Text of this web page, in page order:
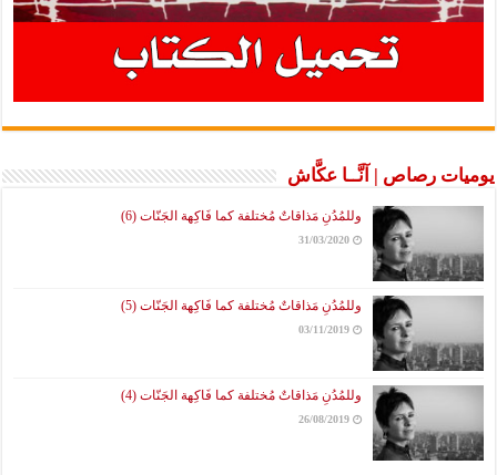
يوميات رصاص | آنَّــا عكَّاش
وللمُدُنِ مَذاقاتٌ مُختلفة كما فَاكِهة الجَنّات (6)
31/03/2020
وللمُدُنِ مَذاقاتٌ مُختلفة كما فَاكِهة الجَنّات (5)
03/11/2019
وللمُدُنِ مَذاقاتٌ مُختلفة كما فَاكِهة الجَنّات (4)
26/08/2019